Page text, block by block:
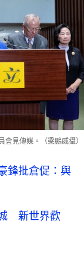
見傳媒。（梁鵬威攝）
鋒批倉促：與
新世界歡